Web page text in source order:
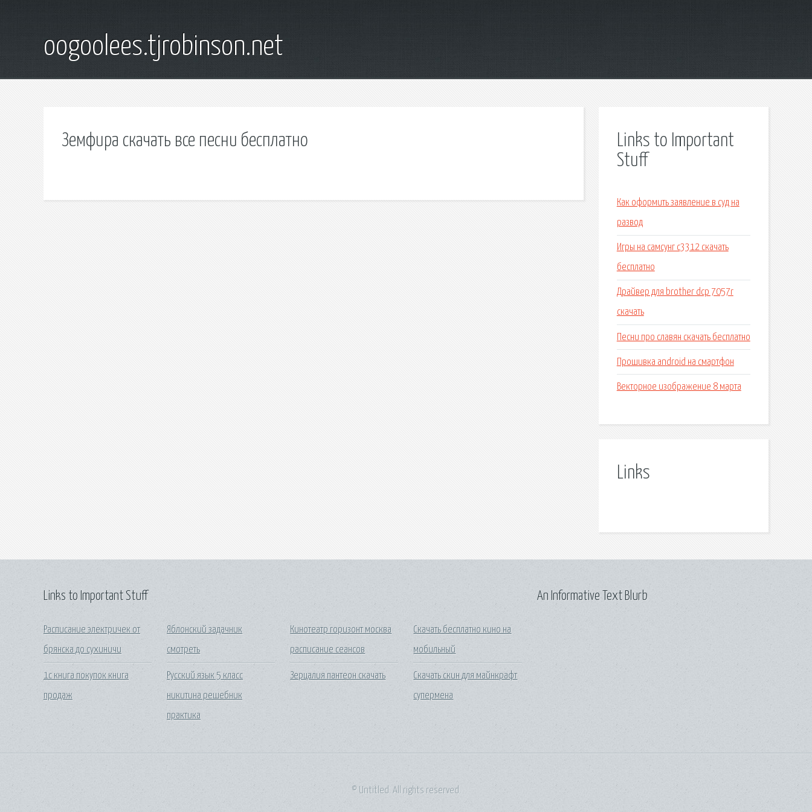
oogoolees.tjrobinson.net
Земфира скачать все песни бесплатно
Links to Important
Stuff
Как оформить заявление в суд на
развод
Игры на самсунг с3312 скачать
бесплатно
Драйвер для brother dcp 7057r
скачать
Песни про славян скачать бесплатно
Прошивка android на смартфон
Векторное изображение 8 марта
Links
Links to Important Stuff
Расписание электричек от
брянска до сухиничи
1с книга покупок книга
продаж
Яблонский задачник
смотреть
Русский язык 5 класс
никитина решебник
практика
Кинотеатр горизонт москва
расписание сеансов
Зерцалия пантеон скачать
Скачать бесплатно кино на
мобильный
Скачать скин для майнкрафт
супермена
An Informative Text Blurb
© Untitled. All rights reserved.